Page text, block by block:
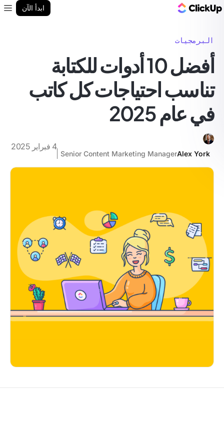
ابدأ الآن
البرمجيات
أفضل 10 أدوات للكتابة
تناسب احتياجات كل كاتب
في عام 2025
Alex York
Senior Content Marketing Manager
4 فبراير 2025